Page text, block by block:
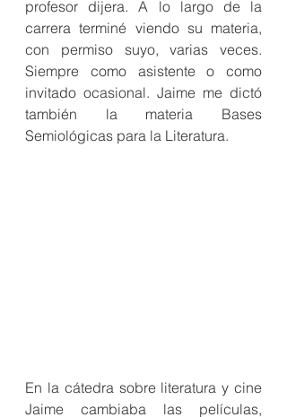
profesor dijera. A lo largo de la
carrera terminé viendo su materia,
con permiso suyo, varias veces.
Siempre como asistente o como
invitado ocasional. Jaime me dictó
también la materia Bases
Semiológicas para la Literatura.
En la cátedra sobre literatura y cine
Jaime cambiaba las películas,